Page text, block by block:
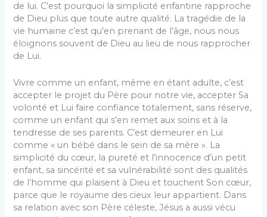
de lui. C’est pourquoi la simplicité enfantine rapproche
de Dieu plus que toute autre qualité. La tragédie de la
vie humaine c’est qu’en prenant de l’âge, nous nous
éloignons souvent de Dieu au lieu de nous rapprocher
de Lui.
Vivre comme un enfant, même en étant adulte, c’est
accepter le projet du Père pour notre vie, accepter Sa
volonté et Lui faire confiance totalement, sans réserve,
comme un enfant qui s’en remet aux soins et à la
tendresse de ses parents. C’est demeurer en Lui
comme « un bébé dans le sein de sa mère ». La
simplicité du cœur, la pureté et l’innocence d’un petit
enfant, sa sincérité et sa vulnérabilité sont des qualités
de l’homme qui plaisent à Dieu et touchent Son cœur,
parce que le royaume des cieux leur appartient. Dans
sa relation avec son Père céleste, Jésus a aussi vécu